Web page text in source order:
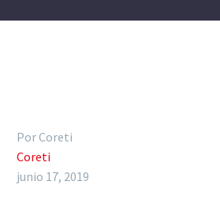
Por Coreti
Coreti
junio 17, 2019